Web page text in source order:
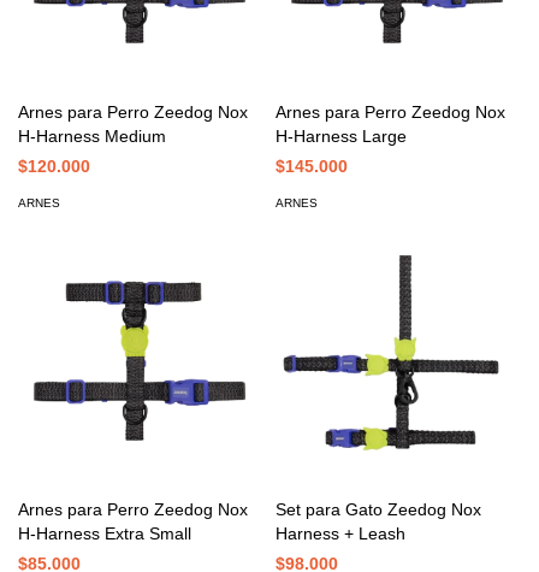
Arnes para Perro Zeedog Nox
H-Harness Medium
$120.000
ARNES
Arnes para Perro Zeedog Nox
H-Harness Large
$145.000
ARNES
Arnes para Perro Zeedog Nox
H-Harness Extra Small
$85.000
Set para Gato Zeedog Nox
Harness + Leash
$98.000